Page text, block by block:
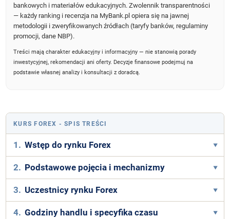
bankowych i materiałów edukacyjnych. Zwolennik transparentności
— każdy ranking i recenzja na MyBank.pl opiera się na jawnej
metodologii i zweryfikowanych źródłach (taryfy banków, regulaminy
promocji, dane NBP).
Treści mają charakter edukacyjny i informacyjny — nie stanowią porady
inwestycyjnej, rekomendacji ani oferty. Decyzje finansowe podejmuj na
podstawie własnej analizy i konsultacji z doradcą.
KURS FOREX - SPIS TREŚCI
1. Wstęp do rynku Forex
2. Podstawowe pojęcia i mechanizmy
3. Uczestnicy rynku Forex
4. Godziny handlu i specyfika czasu